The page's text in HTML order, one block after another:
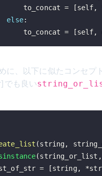
to_concat
= [self,
else:
to_concat
= [self,
に、以下に似たコンセプ
でも良い
(string,
(string_or_list ,
= [string, *